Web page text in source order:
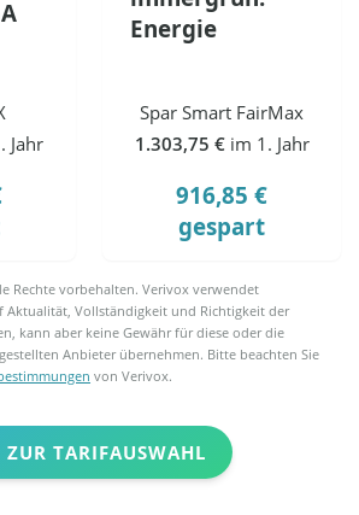
Jahr
Energie
Spar Smart FairMax
1.303,75 € im 1. Jahr
916,85 €
gespart
Rechte vorbehalten. Verivox verwendet
Aktualität, Vollständigkeit und Richtigkeit der
kann aber keine Gewähr für diese oder die
Anbieter übernehmen. Bitte beachten Sie
von Verivox.
ZUR TARIFAUSWAHL